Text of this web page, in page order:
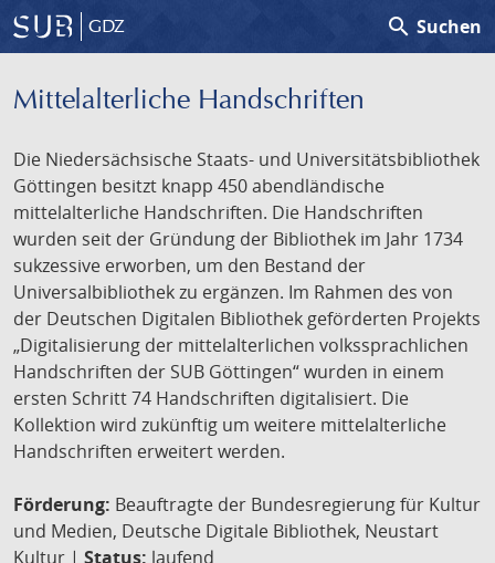
GDZ search Suchen
Mittelalterliche Handschriften
Die Niedersächsische Staats- und Universitätsbibliothek
Göttingen besitzt knapp 450 abendländische
mittelalterliche Handschriften. Die Handschriften
wurden seit der Gründung der Bibliothek im Jahr 1734
sukzessive erworben, um den Bestand der
Universalbibliothek zu ergänzen. Im Rahmen des von
der Deutschen Digitalen Bibliothek geförderten Projekts
„Digitalisierung der mittelalterlichen volkssprachlichen
Handschriften der SUB Göttingen“ wurden in einem
ersten Schritt 74 Handschriften digitalisiert. Die
Kollektion wird zukünftig um weitere mittelalterliche
Handschriften erweitert werden.
Förderung: Beauftragte der Bundesregierung für Kultur
und Medien, Deutsche Digitale Bibliothek, Neustart
Kultur | Status: laufend